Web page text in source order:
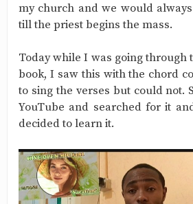
my church and we would
till the priest begins the mass.
Today while I was going through
book, I saw this with the chord
to sing the verses but could not.
YouTube and searched for it
decided to learn it.